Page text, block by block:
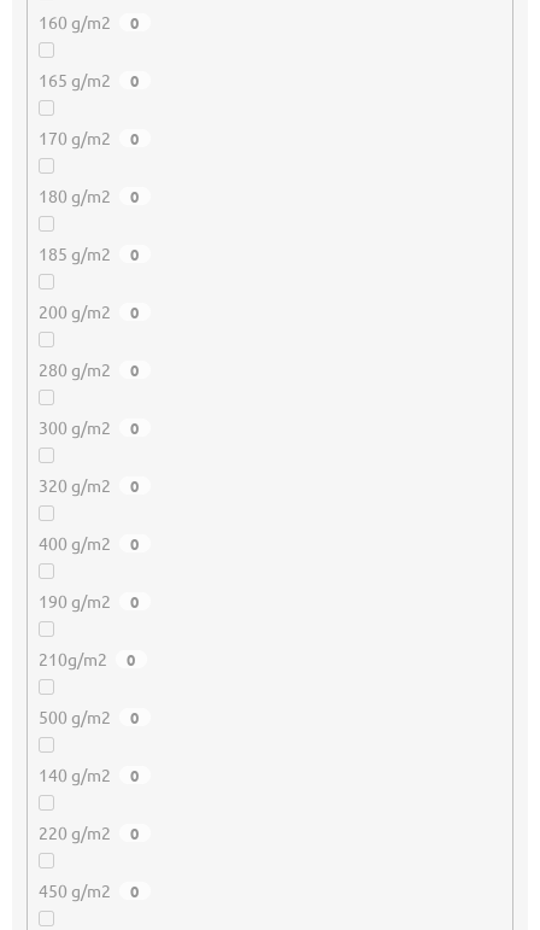
160 g/m2 0
165 g/m2 0
170 g/m2 0
180 g/m2 0
185 g/m2 0
200 g/m2 0
280 g/m2 0
300 g/m2 0
320 g/m2 0
400 g/m2 0
190 g/m2 0
210g/m2 0
500 g/m2 0
140 g/m2 0
220 g/m2 0
450 g/m2 0